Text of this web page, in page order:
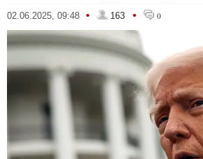
02.06.2025, 09:48 • 163 • 0